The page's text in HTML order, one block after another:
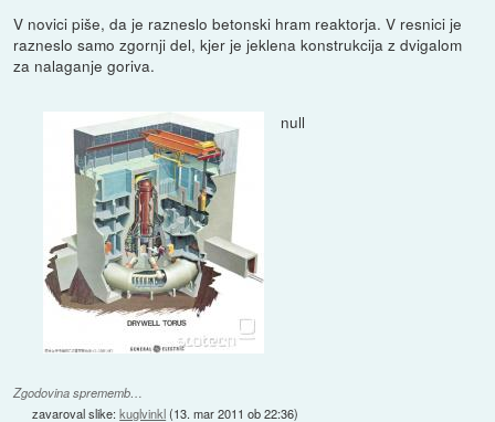
V novici piše, da je razneslo betonski hram reaktorja. V resnici je
razneslo samo zgornji del, kjer je jeklena konstrukcija z dvigalom
za nalaganje goriva.
null
Zgodovina sprememb…
zavaroval slike:kuglvinkl(13. mar 2011 ob 22:36)